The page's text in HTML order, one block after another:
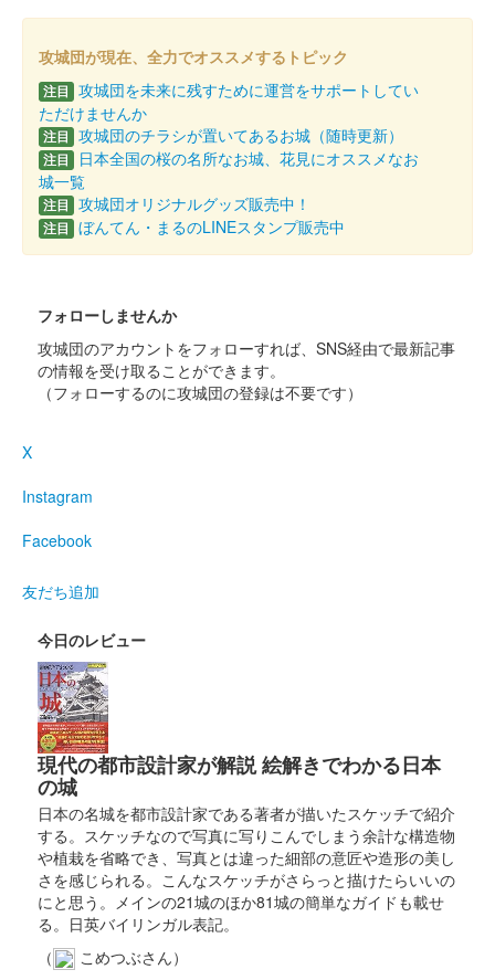
安中城 御城印 秋限定版
安中城 御城印
安中城 御城印 絵図 井伊家版
2024年6月15、16日に開催された群馬戦国御城印サミットで先行
販売された後、9月14日より現地にて販売。
安中城 御城印 絵図 板倉家版
2024年6月15、16日に開催された群馬戦国御城印サミットで先行
販売された後、9月14日より現地にて販売。
安中城 御城印
安中城 御城印
安中城 御城印 武田軍春限定版
安中城 御城印 安中城冬限定版
冬の花のろう梅が描かれている。
安中城 御城印
攻城団が現在、全力でオススメするトピック
注目 攻城団を未来に残すために運営をサポートしてい
ただけませんか
注目 攻城団のチラシが置いてあるお城（随時更新）
注目
日本全国の桜の名所なお城、花見にオススメなお
城一覧
注目 攻城団オリジナルグッズ販売中！
注目 ぼんてん・まるのLINEスタンプ販売中
フォローしませんか
攻城団のアカウントをフォローすれば、SNS経由で最新記事
の情報を受け取ることができます。
（フォローするのに攻城団の登録は不要です）
X
Instagram
Facebook
友だち追加
今日のレビュー
現代の都市設計家が解説 絵解きでわかる日本
の城
日本の名城を都市設計家である著者が描いたスケッチで紹介
する。スケッチなので写真に写りこんでしまう余計な構造物
や植栽を省略でき、写真とは違った細部の意匠や造形の美し
さを感じられる。こんなスケッチがさらっと描けたらいいの
にと思う。メインの21城のほか81城の簡単なガイドも載せ
る。日英バイリンガル表記。
（
こめつぶさん）